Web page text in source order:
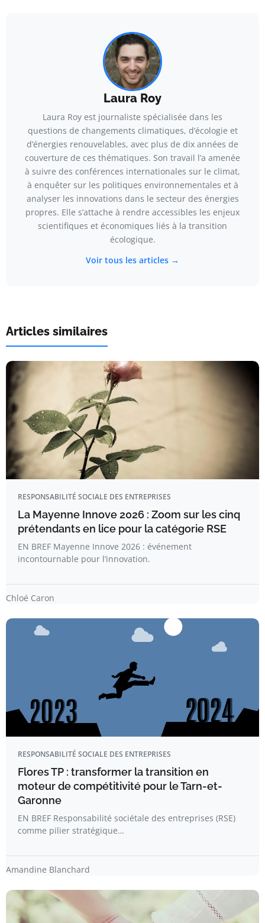
Laura Roy
Laura Roy est journaliste spécialisée dans les
questions de changements climatiques, d’écologie et
d’énergies renouvelables, avec plus de dix années de
couverture de ces thématiques. Son travail l’a amenée
à suivre des conférences internationales sur le climat,
à enquêter sur les politiques environnementales et à
analyser les innovations dans le secteur des énergies
propres. Elle s’attache à rendre accessibles les enjeux
scientifiques et économiques liés à la transition
écologique.
Voir tous les articles →
Articles similaires
RESPONSABILITÉ SOCIALE DES ENTREPRISES
La Mayenne Innove 2026 : Zoom sur les cinq
prétendants en lice pour la catégorie RSE
EN BREF Mayenne Innove 2026 : événement
incontournable pour l’innovation.
Chloé Caron
RESPONSABILITÉ SOCIALE DES ENTREPRISES
Flores TP : transformer la transition en
moteur de compétitivité pour le Tarn-et-
Garonne
EN BREF Responsabilité sociétale des entreprises (RSE)
comme pilier stratégique…
Amandine Blanchard